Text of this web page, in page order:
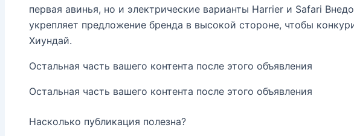
первая авинья, но и электрические варианты Harrier и Safari
укрепляет предложение бренда в высокой стороне, чтобы
Хиундай.
Остальная часть вашего контента после этого объявления
Остальная часть вашего контента после этого объявления
Насколько публикация полезна?